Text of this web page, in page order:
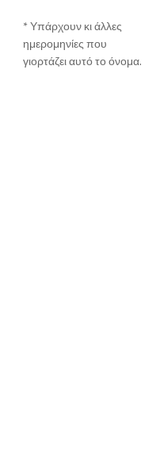
* Υπάρχουν κι άλλες
ημερομηνίες που
γιορτάζει αυτό το όνομα.